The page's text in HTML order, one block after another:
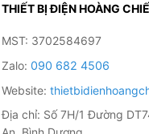
THIẾT BỊ ĐIỆN HOÀNG
MST: 3702584697
Zalo: 090 682 4506
Website:
Địa chỉ: Số 7H/1 Đường